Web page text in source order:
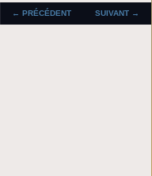
NAVIGATION DES
ARTICLES
← PRÉCÉDENT SUIVANT →